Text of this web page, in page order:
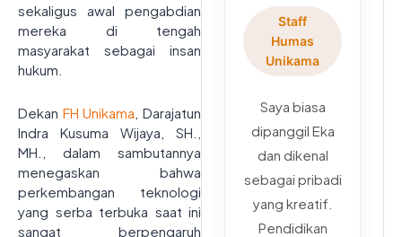
sekaligus awal pengabdian
mereka di tengah
masyarakat sebagai insan
hukum.
Dekan FH Unikama , Darajatun
Indra Kusuma Wijaya, SH.,
MH., dalam sambutannya
menegaskan bahwa
perkembangan teknologi
yang serba terbuka saat ini
sangat berpengaruh
Staff
Humas
Unikama
Saya biasa
dipanggil Eka
dan dikenal
sebagai pribadi
yang kreatif.
Pendidikan